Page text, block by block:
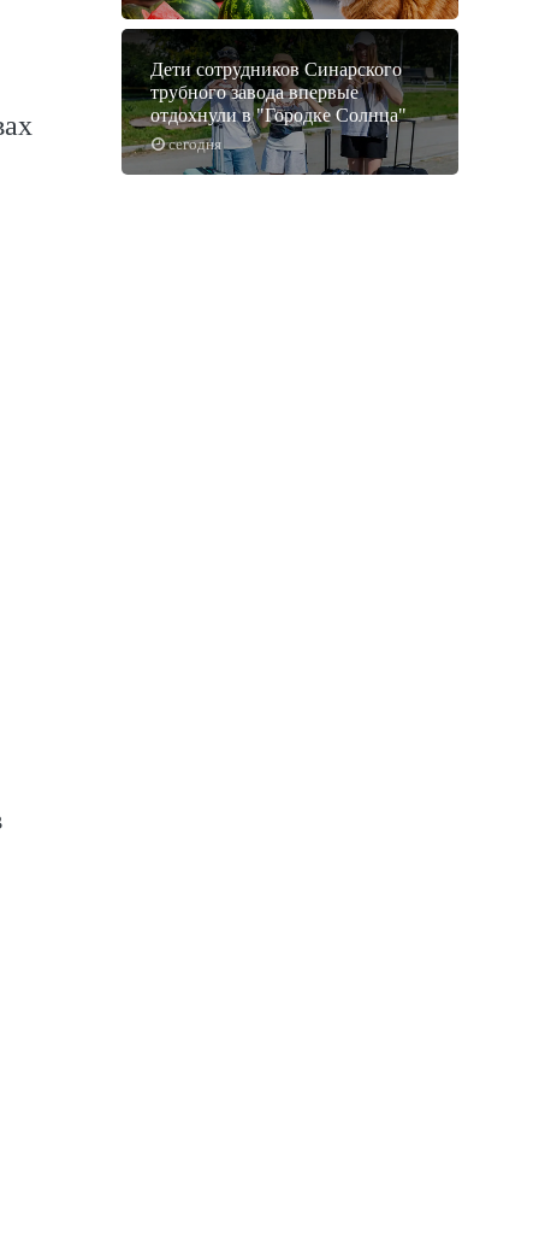
сегодня
Дети сотрудников Синарского
трубного завода впервые
отдохнули в "Городке Солнца"